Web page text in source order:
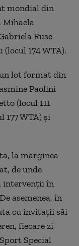
mondial din
Mihaela
Ruse
174 WTA).
lot format din
Paolini
(locul 111
177 WTA) şi
la marginea
de unde
intervenții în
asemenea, în
cu invitații săi
fiecare zi
Special